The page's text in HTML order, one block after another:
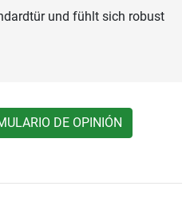
und fühlt sich robust
DE OPINIÓN